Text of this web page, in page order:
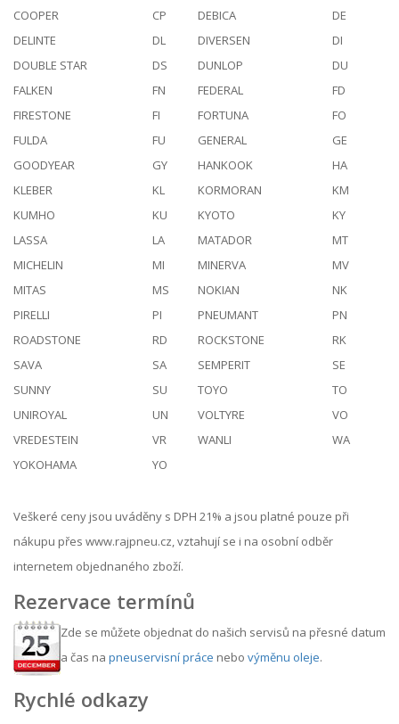
COOPER
CP DEBICA
DE
DELINTE
DL DIVERSEN
DI
DOUBLE STAR
DS DUNLOP
DU
FALKEN
FN FEDERAL
FD
FIRESTONE
FI FORTUNA
FO
FULDA
FU GENERAL
GE
GOODYEAR
GY HANKOOK
HA
KLEBER
KL KORMORAN
KM
KUMHO
KU KYOTO
KY
LASSA
LA MATADOR
MT
MICHELIN
MI MINERVA
MV
MITAS
MS NOKIAN
NK
PIRELLI
PI PNEUMANT
PN
ROADSTONE
RD ROCKSTONE
RK
SAVA
SA SEMPERIT
SE
SUNNY
SU TOYO
TO
UNIROYAL
UN VOLTYRE
VO
VREDESTEIN
VR WANLI
WA
YOKOHAMA
YO
Veškeré ceny jsou uváděny s DPH 21% a jsou platné pouze při
nákupu přes www.rajpneu.cz, vztahují se i na osobní odběr
internetem objednaného zboží.
Rezervace termínů
Zde se můžete objednat do našich servisů na přesné datum
a čas na pneuservisní práce nebo výměnu oleje.
Rychlé odkazy